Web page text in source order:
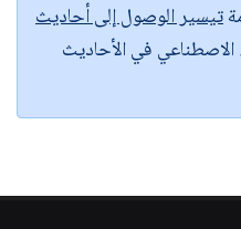
تيسير الوصول إلى أحاديث
في الأحاديث